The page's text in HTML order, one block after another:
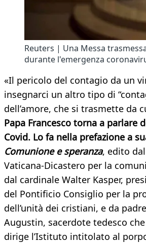
Reuters | Una Messa
durante l'emergenza
«Il pericolo del contagio da un
insegnarci un altro tipo di
dell’amore, che si trasmette da
Papa Francesco torna a parlare
Covid. Lo fa nella prefazione a
Comunione e speranza, edito
Vaticana-Dicastero per la
dal cardinale Walter Kasper,
del Pontificio Consiglio per la
dell’unità dei cristiani, e da
Augustin, sacerdote tedesco
dirige l’Istituto intitolato al